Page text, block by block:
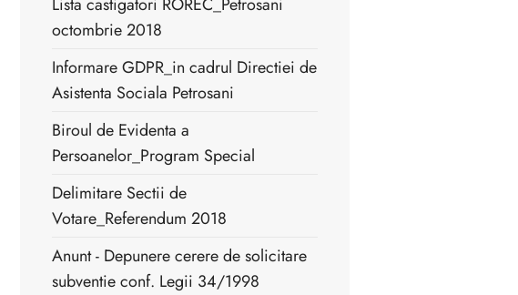
Lista castigatori ROREC_Petrosani
octombrie 2018
Informare GDPR_in cadrul Directiei de
Asistenta Sociala Petrosani
Biroul de Evidenta a
Persoanelor_Program Special
Delimitare Sectii de
Votare_Referendum 2018
Anunt - Depunere cerere de solicitare
subventie conf. Legii 34/1998